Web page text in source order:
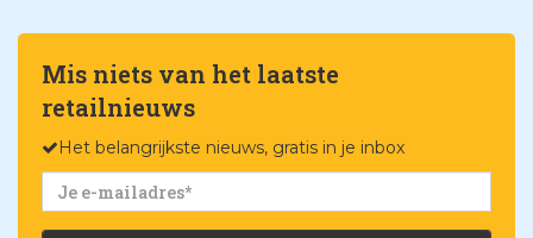
Mis niets van het laatste
retailnieuws
Het belangrijkste nieuws, gratis in je inbox